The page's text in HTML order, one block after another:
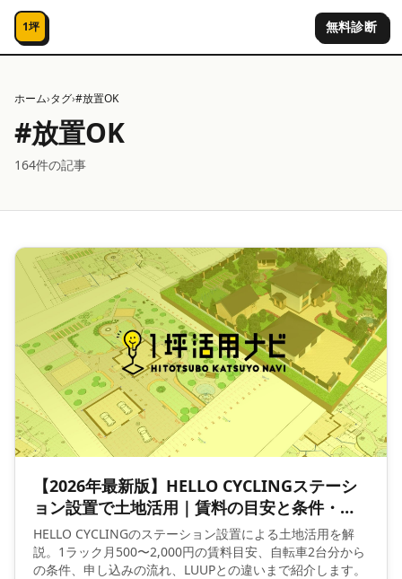
コンテンツへスキップ
1坪 無料診断
ホーム›タグ›#放置OK
#放置OK
164件の記事
【2026年最新版】HELLO CYCLINGステーシ
ョン設置で土地活用｜賃料の目安と条件・申
し込み
HELLO CYCLINGのステーション設置による土地活用を解
説。1ラック月500〜2,000円の賃料目安、自転車2台分から
の条件、申し込みの流れ、LUUPとの違いまで紹介します。